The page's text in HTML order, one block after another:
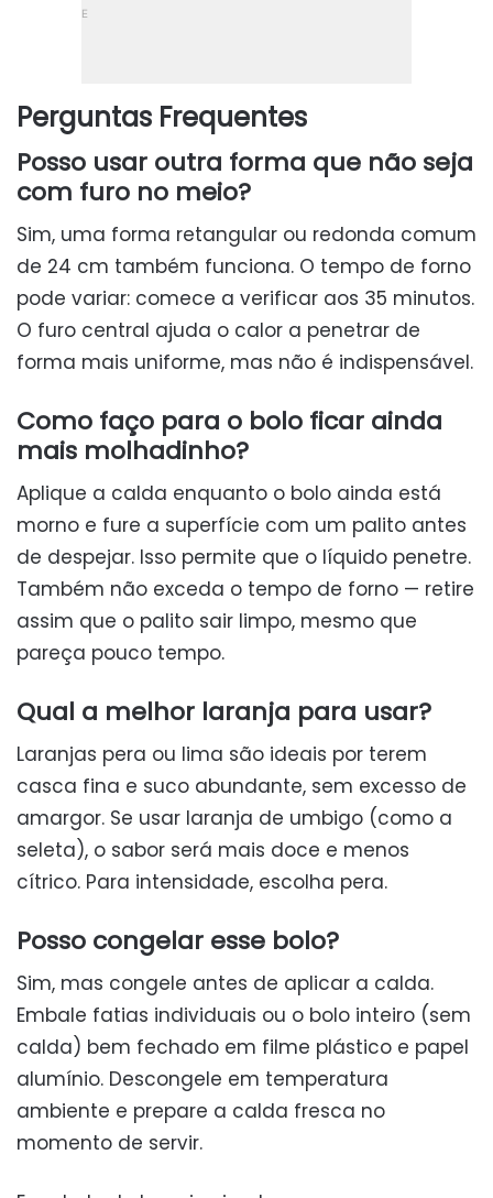
Perguntas Frequentes
Posso usar outra forma que não seja
com furo no meio?
Sim, uma forma retangular ou redonda comum
de 24 cm também funciona. O tempo de forno
pode variar: comece a verificar aos 35 minutos.
O furo central ajuda o calor a penetrar de
forma mais uniforme, mas não é indispensável.
Como faço para o bolo ficar ainda
mais molhadinho?
Aplique a calda enquanto o bolo ainda está
morno e fure a superfície com um palito antes
de despejar. Isso permite que o líquido penetre.
Também não exceda o tempo de forno — retire
assim que o palito sair limpo, mesmo que
pareça pouco tempo.
Qual a melhor laranja para usar?
Laranjas pera ou lima são ideais por terem
casca fina e suco abundante, sem excesso de
amargor. Se usar laranja de umbigo (como a
seleta), o sabor será mais doce e menos
cítrico. Para intensidade, escolha pera.
Posso congelar esse bolo?
Sim, mas congele antes de aplicar a calda.
Embale fatias individuais ou o bolo inteiro (sem
calda) bem fechado em filme plástico e papel
alumínio. Descongele em temperatura
ambiente e prepare a calda fresca no
momento de servir.